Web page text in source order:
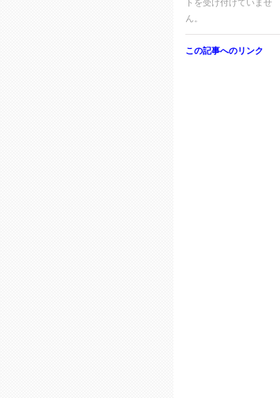
トを受け付けていませ
ん。
この記事へのリンク